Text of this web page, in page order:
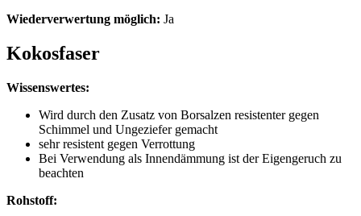
Wiederverwertung möglich: Ja
Kokosfaser
Wissenswertes:
Wird durch den Zusatz von Borsalzen resistenter gegen
Schimmel und Ungeziefer gemacht
sehr resistent gegen Verrottung
Bei Verwendung als Innendämmung ist der Eigengeruch zu
beachten
Rohstoff: